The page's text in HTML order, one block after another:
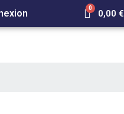
0,00 €